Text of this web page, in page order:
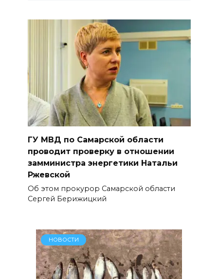
ГУ МВД по Самарской области
проводит проверку в отношении
замминистра энергетики Натальи
Ржевской
Об этом прокурор Самарской области
Сергей Берижицкий
НОВОСТИ